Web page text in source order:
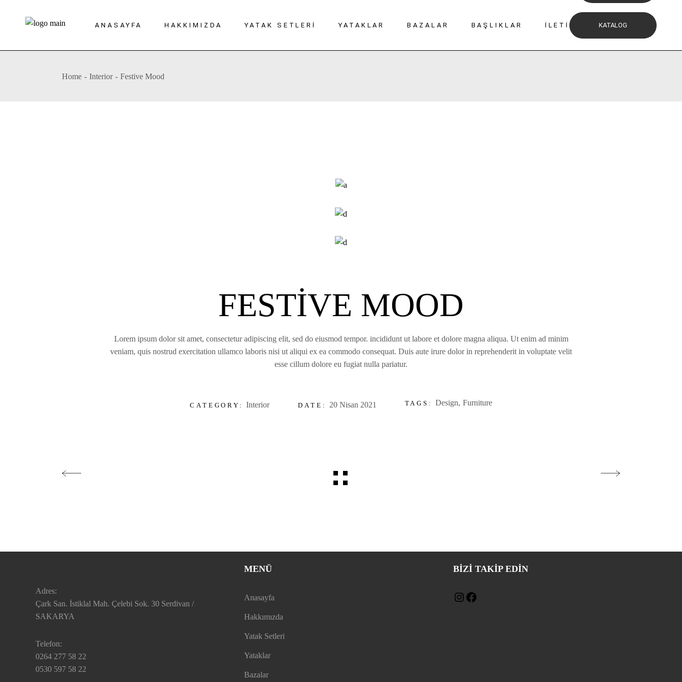
ANASAYFA HAKKIMIZDA YATAK SETLERI YATAKLAR BAZALAR BAŞLIKLAR İLETIŞIM KATALOG
Home Interior Festive Mood
FESTIVE MOOD
Lorem ipsum dolor sit amet, consectetur adipiscing elit, sed do eiusmod tempor. incididunt ut labore et dolore magna aliqua. Ut enim ad minim
veniam, quis nostrud exercitation ullamco laboris nisi ut aliqui ex ea commodo consequat. Duis aute irure dolor in reprehenderit in voluptate velit
esse cillum dolore eu fugiat nulla pariatur.
CATEGORY: Interior DATE: 20 Nisan 2021 TAGS: Design Furniture
Adres:
Çark San. İstiklal Mah. Çelebi Sok. 30 Serdivan /
SAKARYA
Telefon:
0264 277 58 22
0530 597 58 22
MENÜ
Anasayfa
Hakkımızda
Yatak Setleri
Yataklar
Bazalar
BIZI TAKIP EDİN
Instagram